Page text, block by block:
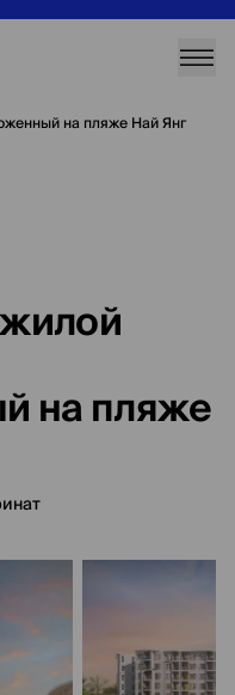
на пляже Най Янг
на пляже